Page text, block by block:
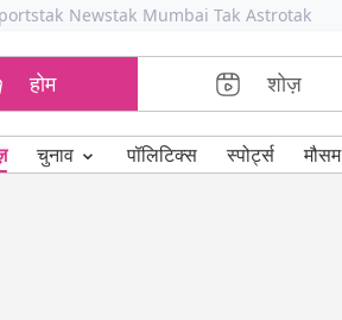
Newstak Mumbai Tak Astrotak
होम शोज़
चुनाव ⌄ पॉलिटिक्स स्पोर्ट्स मौसम